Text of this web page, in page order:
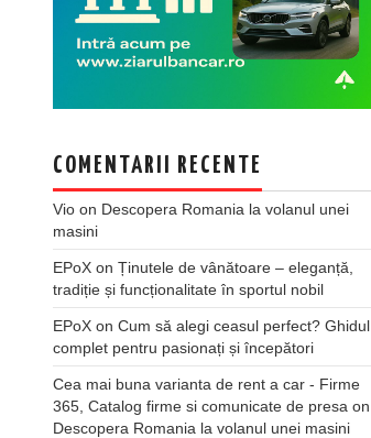
COMENTARII RECENTE
Vio on Descopera Romania la volanul unei
masini
EPoX on Ținutele de vânătoare – eleganță,
tradiție și funcționalitate în sportul nobil
EPoX on Cum să alegi ceasul perfect? Ghidul
complet pentru pasionați și începători
Cea mai buna varianta de rent a car - Firme
365, Catalog firme si comunicate de presa on
Descopera Romania la volanul unei masini